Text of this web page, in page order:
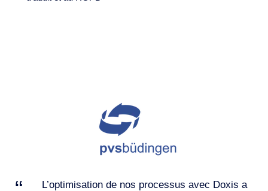
L’optimisation de nos processus avec Doxis a